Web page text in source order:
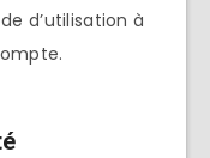
d’utilisation à